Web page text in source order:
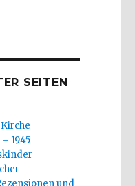
SEITEN
1945
und